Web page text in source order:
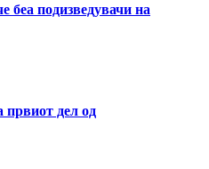
подизведувачи на
првиот дел од